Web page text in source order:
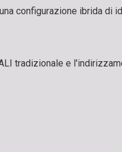
configurazione ibrida di
tradizionale e